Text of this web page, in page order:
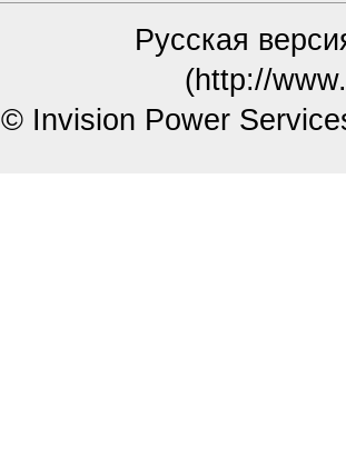
Русская
(http://
© Invision Power